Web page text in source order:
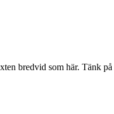
bredvid som här. Tänk